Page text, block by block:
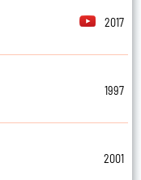
2017
1997
2001